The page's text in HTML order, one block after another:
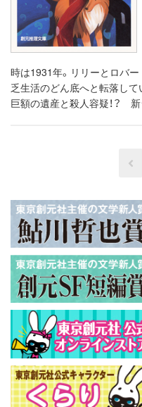
時は1931年。リリーとロバ
乏生活のどん底へと転落して
巨額の遺産と殺人容疑！？ 新